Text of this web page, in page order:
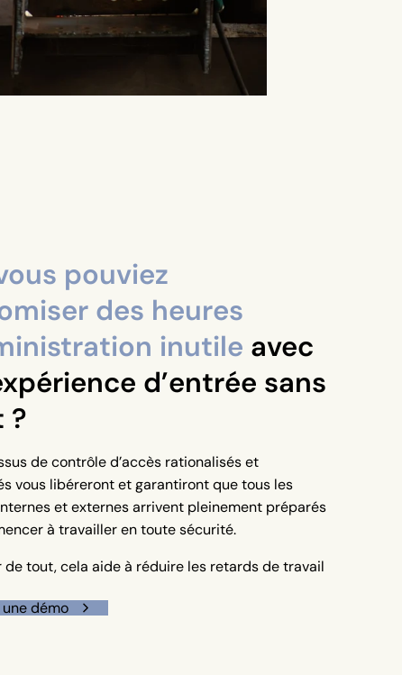
pouviez
des heures
inutile avec
d’entrée sans
?
de contrôle d’accès rationalisés et
vous libéreront et garantiront que tous les
et externes arrivent pleinement préparés
à travailler en toute sécurité.
de tout, cela aide à réduire les retards de travail
démo